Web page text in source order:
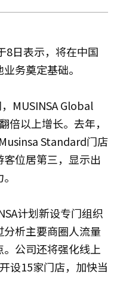
章 小
8日表示，将在中国
务奠定基础。
MUSINSA Global
以上增长。去年，
Standard门店
位居第三，显示出
计划新设专门组织
析主要商圈人流量
公司还将强化线上
设15家门店，加快当